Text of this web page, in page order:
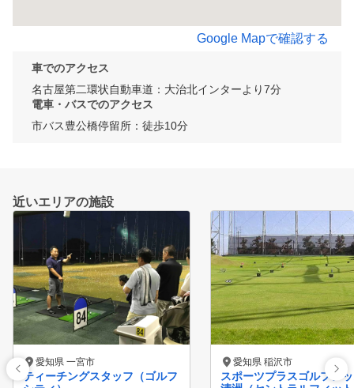
Google Mapで確認する
車でのアクセス
名古屋第二環状自動車道：大治北インターより7分
電車・バスでのアクセス
市バス豊公橋停留所：徒歩10分
近いエリアの施設
愛知県 一宮市
ティーチングスタッフ（ゴルフ
愛知県 稲沢市
スポーツプラスゴルフレ